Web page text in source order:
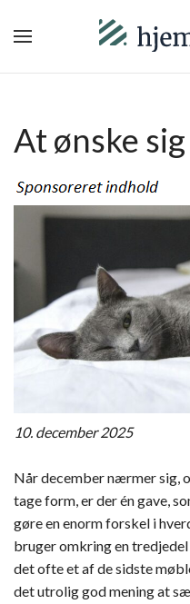
At ønske
10. december 2025
Når december nærmer sig,
tage form, er der én gave,
gøre en enorm forskel i
bruger omkring en
det ofte et af de sidste
det utrolig god mening at